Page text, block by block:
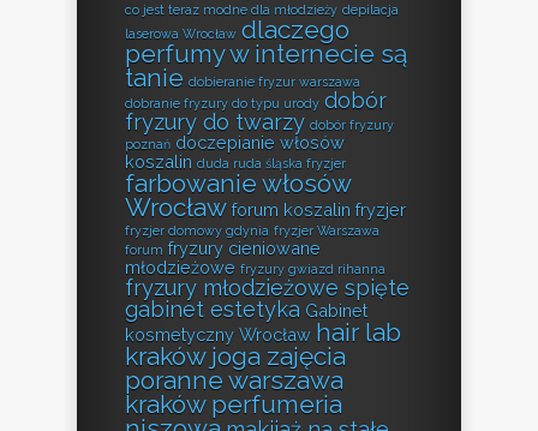
co jest teraz modne dla młodzieży depilacja
laserowa Wrocław dlaczego
perfumy w internecie są
tanie dobieranie fryzur warszawa
dobranie fryzury do typu urody dobór
fryzury do twarzy dobór fryzury
poznań doczepianie włosów
koszalin duda ruda śląska fryzjer
farbowanie włosów
Wrocław forum koszalin fryzjer
fryzjer domowy gdynia fryzjer Warszawa
forum fryzury cieniowane
młodzieżowe fryzury gwiazd rihanna
fryzury młodzieżowe spięte
gabinet estetyka Gabinet
kosmetyczny Wrocław hair lab
kraków joga zajęcia
poranne warszawa
kraków perfumeria